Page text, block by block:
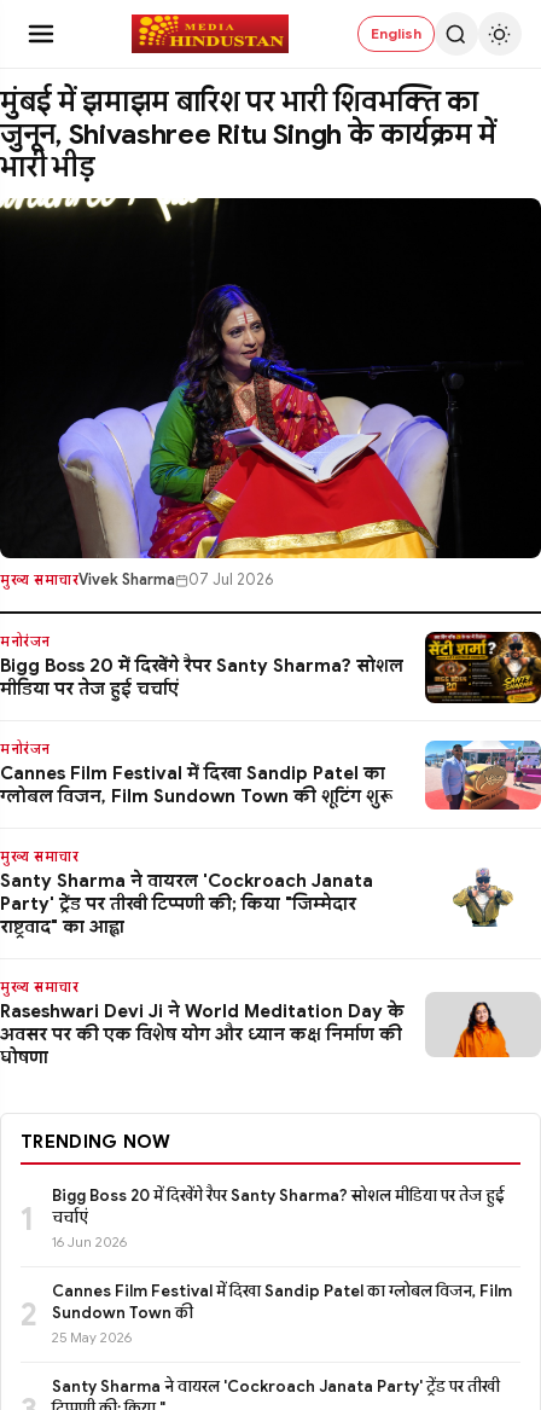
English
मुंबई में झमाझम बारिश पर भारी शिवभक्ति का
जुनून, Shivashree Ritu Singh के कार्यक्रम में
भारी भीड़
मुख्य समाचारVivek Sharma 07 Jul 2026
मनोरंजन
Bigg Boss 20 में दिखेंगे रैपर Santy Sharma? सोशल
मीडिया पर तेज हुई चर्चाएं
मनोरंजन
Cannes Film Festival में दिखा Sandip Patel का
ग्लोबल विजन, Film Sundown Town की शूटिंग शुरू
मुख्य समाचार
Santy Sharma ने वायरल 'Cockroach Janata
Party' ट्रेंड पर तीखी टिप्पणी की; किया "जिम्मेदार
राष्ट्रवाद" का आह्वा
मुख्य समाचार
Raseshwari Devi Ji ने World Meditation Day के
अवसर पर की एक विशेष योग और ध्यान कक्ष निर्माण की
घोषणा
TRENDING NOW
1
Bigg Boss 20 में दिखेंगे रैपर Santy Sharma? सोशल मीडिया पर तेज हुई
चर्चाएं
16 Jun 2026
2
Cannes Film Festival में दिखा Sandip Patel का ग्लोबल विजन, Film
Sundown Town की
25 May 2026
Santy Sharma ने वायरल 'Cockroach Janata Party' ट्रेंड पर तीखी